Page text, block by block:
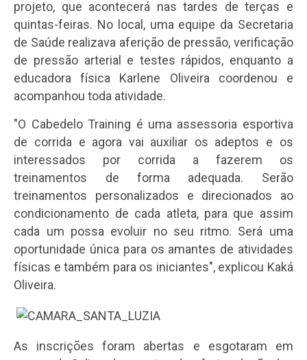
projeto, que acontecerá nas tardes de terças e
quintas-feiras. No local, uma equipe da Secretaria
de Saúde realizava aferição de pressão, verificação
de pressão arterial e testes rápidos, enquanto a
educadora física Karlene Oliveira coordenou e
acompanhou toda atividade.
"O Cabedelo Training é uma assessoria esportiva
de corrida e agora vai auxiliar os adeptos e os
interessados por corrida a fazerem os
treinamentos de forma adequada. Serão
treinamentos personalizados e direcionados ao
condicionamento de cada atleta, para que assim
cada um possa evoluir no seu ritmo. Será uma
oportunidade única para os amantes de atividades
físicas e também para os iniciantes", explicou Kaká
Oliveira.
As inscrições foram abertas e esgotaram em